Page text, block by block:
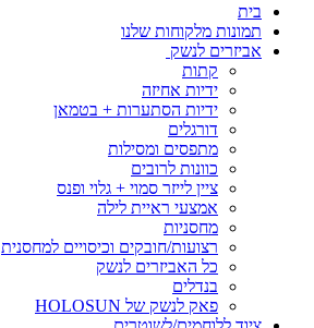
בית
תמונות מלקוחות שלנו
אביזרים לנשק
קתות
ידיות אחיזה
ידיות הסתערות + בטמאן
דורגלים
מתפסים ומסילות
כוונות לרובים
ציין לייזר סמוי + גלוי ופנס
אמצעי ראיית לילה
מחסניות
רצועות/חובקים וכיסויים למחסנית
כל האביזרים לנשק
בנדלים
פאק לנשק של HOLOSUN